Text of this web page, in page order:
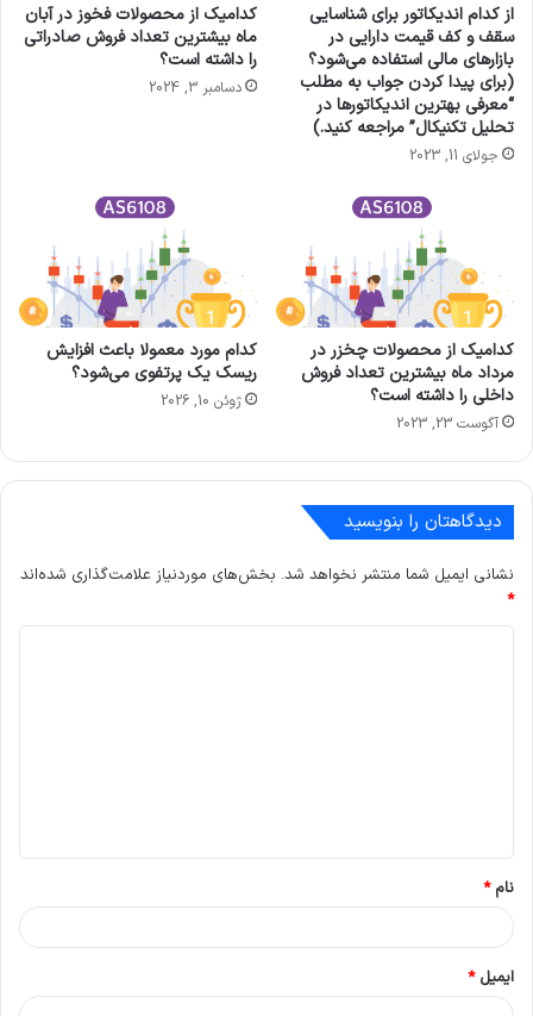
از کدام اندیکاتور برای شناسایی
سقف و کف قیمت دارایی در
بازارهای مالی استفاده می‌شود؟
(برای پیدا کردن جواب به مطلب
“معرفی بهترین اندیکاتورها در
تحلیل تکنیکال” مراجعه کنید.)
جولای 11, 2023
کدامیک از محصولات فخوز در آبان
ماه بیشترین تعداد فروش صادراتی
را داشته است؟
دسامبر 3, 2024
کدامیک از محصولات چخزر در
مرداد ماه بیشترین تعداد فروش
داخلی را داشته است؟
آگوست 23, 2023
کدام مورد معمولا باعث افزایش
ریسک یک پرتفوی می‌شود؟
ژوئن 10, 2026
دیدگاهتان را بنویسید
نشانی ایمیل شما منتشر نخواهد شد. بخش‌های موردنیاز علامت‌گذاری شده‌اند
*
*
نام*
ایمیل*